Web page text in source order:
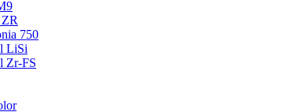
750
LiSi
Zr-FS